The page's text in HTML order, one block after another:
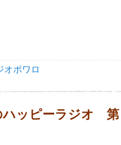
オポワロ
ハッピーラジオ